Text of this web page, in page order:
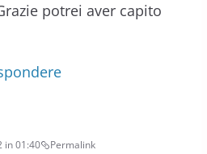
potrei aver capito
in 01:40 Permalink